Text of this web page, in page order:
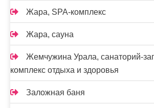
Жара, SPA-комплекс
Жара, сауна
Жемчужина Урала, санаторий-
комплекс отдыха и здоровья
Заложная баня